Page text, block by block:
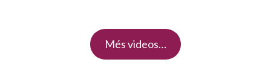
Més videos…